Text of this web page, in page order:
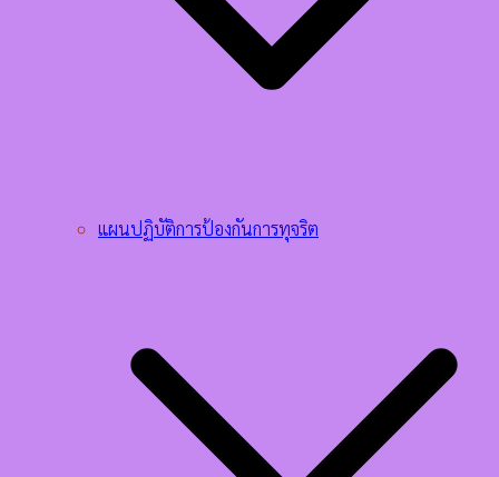
แผนปฏิบัติการป้องกันการทุจริต